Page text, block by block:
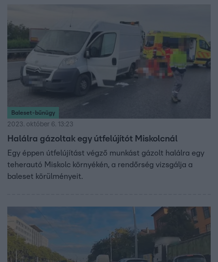
Baleset-bűnügy
2023. október 6. 13:23
Halálra gázoltak egy útfelújítót Miskolcnál
Egy éppen útfelújítást végző munkást gázolt halálra egy
teherautó Miskolc környékén, a rendőrség vizsgálja a
baleset körülményeit.